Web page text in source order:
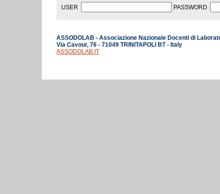
USER PASSWORD
ASSODOLAB - Associazione Nazionale Docenti di
Via Cavour, 76 - 71049 TRINITAPOLI BT - Italy
ASSODOLAB.IT